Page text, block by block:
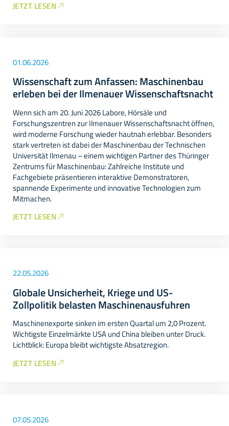
JETZT LESEN
01.06.2026
Wissenschaft zum Anfassen: Maschinenbau
erleben bei der Ilmenauer Wissenschaftsnacht
Wenn sich am 20. Juni 2026 Labore, Hörsäle und
Forschungszentren zur Ilmenauer Wissenschaftsnacht öffnen,
wird moderne Forschung wieder hautnah erlebbar. Besonders
stark vertreten ist dabei der Maschinenbau der Technischen
Universität Ilmenau – einem wichtigen Partner des Thüringer
Zentrums für Maschinenbau: Zahlreiche Institute und
Fachgebiete präsentieren interaktive Demonstratoren,
spannende Experimente und innovative Technologien zum
Mitmachen.
JETZT LESEN
22.05.2026
Globale Unsicherheit, Kriege und US-
Zollpolitik belasten Maschinenausfuhren
Maschinenexporte sinken im ersten Quartal um 2,0 Prozent.
Wichtigste Einzelmärkte USA und China bleiben unter Druck.
Lichtblick: Europa bleibt wichtigste Absatzregion.
JETZT LESEN
07.05.2026